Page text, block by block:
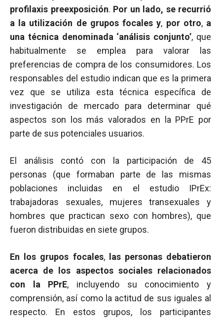
profilaxis preexposición. Por un lado, se recurrió
a la utilización de grupos focales y, por otro,a
una técnica denominada ‘análisis conjunto’, que
habitualmente se emplea para valorar las
preferencias de compra de los consumidores. Los
responsables del estudio indican que es la primera
vez que se utiliza esta técnica específica de
investigación de mercado para determinar qué
aspectos son los más valorados en la PPrE por
parte de sus potenciales usuarios.
El análisis contó con la participación de 45
personas (que formaban parte de las mismas
poblaciones incluidas en el estudio IPrEx:
trabajadoras sexuales, mujeres transexuales y
hombres que practican sexo con hombres), que
fueron distribuidas en siete grupos.
En los grupos focales,las personas debatieron
acerca de los aspectos sociales relacionados
con la PPrE, incluyendo su conocimiento y
comprensión, así como la actitud de sus iguales al
respecto. En estos grupos, los participantes